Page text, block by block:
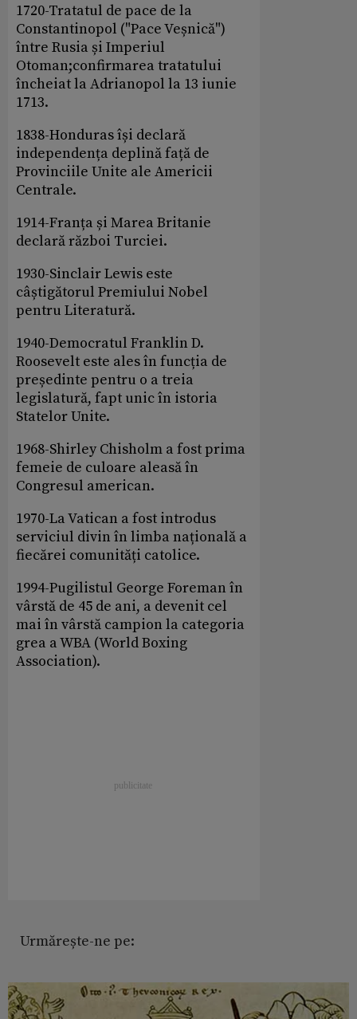
1720-Tratatul de pace de la
Constantinopol ("Pace Veșnică")
între Rusia și Imperiul
Otoman;confirmarea tratatului
încheiat la Adrianopol la 13 iunie
1713.
1838-Honduras își declară
independența deplină față de
Provinciile Unite ale Americii
Centrale.
1914-Franța și Marea Britanie
declară război Turciei.
1930-Sinclair Lewis este
câștigătorul Premiului Nobel
pentru Literatură.
1940-Democratul Franklin D.
Roosevelt este ales în funcția de
președinte pentru o a treia
legislatură, fapt unic în istoria
Statelor Unite.
1968-Shirley Chisholm a fost prima
femeie de culoare aleasă în
Congresul american.
1970-La Vatican a fost introdus
serviciul divin în limba națională a
fiecărei comunități catolice.
1994-Pugilistul George Foreman în
vârstă de 45 de ani, a devenit cel
mai în vârstă campion la categoria
grea a WBA (World Boxing
Association).
Urmărește-ne pe: